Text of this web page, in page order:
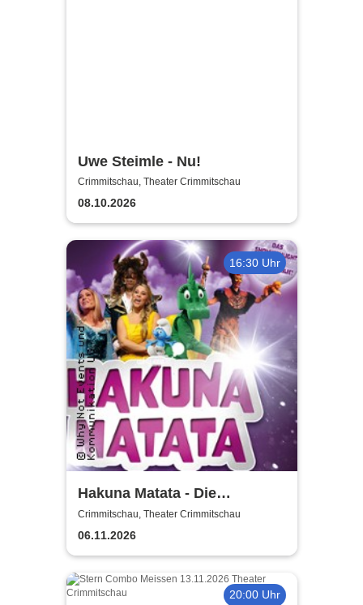
Uwe Steimle - Nu!
Crimmitschau, Theater Crimmitschau
08.10.2026
16:30 Uhr
Hakuna Matata - Die
einzigartige große
Kindermusical-Gala
Crimmitschau, Theater Crimmitschau
06.11.2026
20:00 Uhr